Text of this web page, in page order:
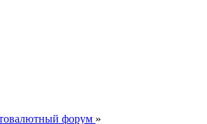
форум »